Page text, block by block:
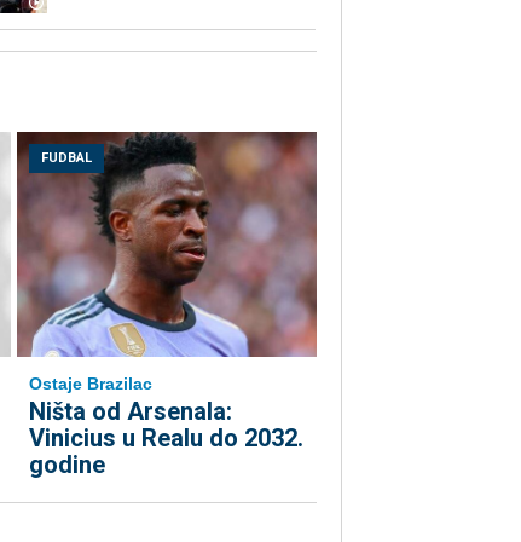
FUDBAL
Ostaje Brazilac
Ništa od Arsenala:
Vinicius u Realu do 2032.
godine